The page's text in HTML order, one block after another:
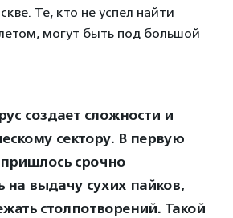
Те, кто не успел найти
могут быть под большой
создает сложности и
сектору. В первую
срочно
на выдачу сухих пайков,
столпотворений. Такой